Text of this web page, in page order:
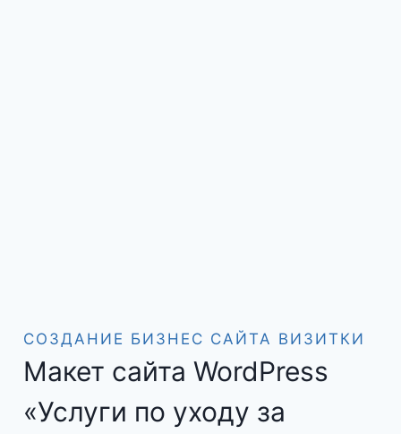
СОЗДАНИЕ БИЗНЕС САЙТА ВИЗИТКИ
Макет сайта WordPress
«Услуги по уходу за